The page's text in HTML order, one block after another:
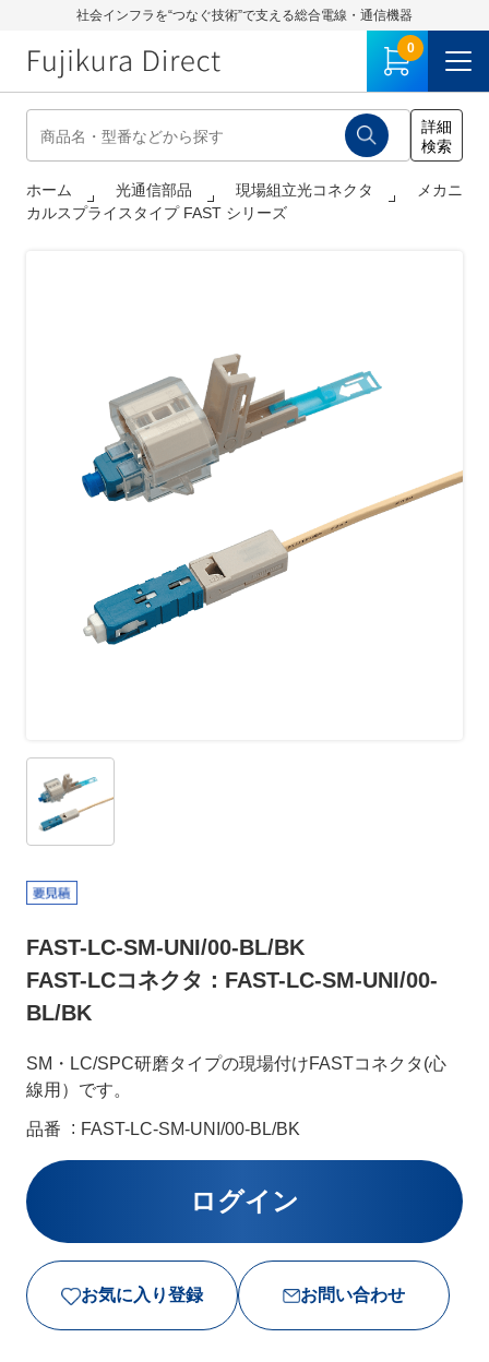
社会インフラを“つなぐ技術”で支える総合電線・通信機器
0
ホーム 光通信部品 現場組立光コネクタ
メカニ
カルスプライスタイプ FAST シリーズ
FAST-LC-SM-UNI/00-BL/BK
FAST-LCコネクタ：FAST-LC-SM-UNI/00-
BL/BK
SM・LC/SPC研磨タイプの現場付けFASTコネクタ(心
線用）です。
品番 FAST-LC-SM-UNI/00-BL/BK
お気に入り登録 お問い合わせ